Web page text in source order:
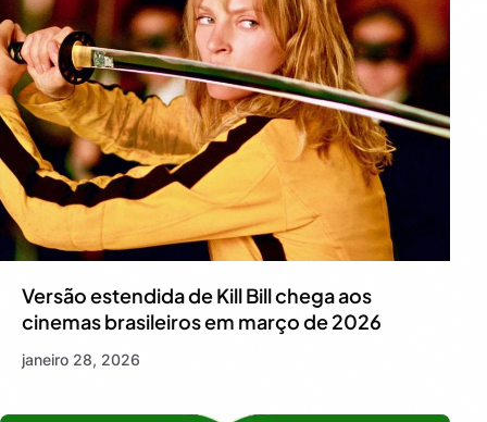
Versão estendida de Kill Bill chega aos
cinemas brasileiros em março de 2026
janeiro 28, 2026